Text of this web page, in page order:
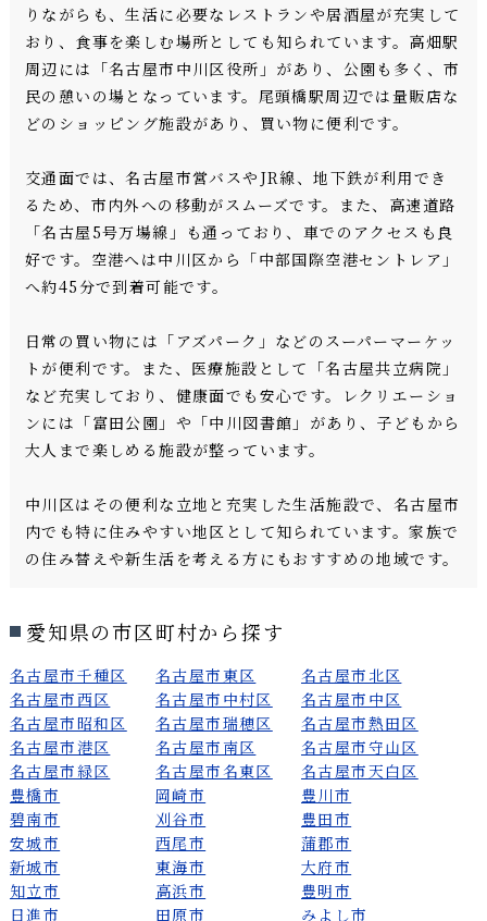
りながらも、生活に必要なレストランや居酒屋が充実して
おり、食事を楽しむ場所としても知られています。高畑駅
周辺には「名古屋市中川区役所」があり、公園も多く、市
民の憩いの場となっています。尾頭橋駅周辺では量販店な
どのショッピング施設があり、買い物に便利です。
交通面では、名古屋市営バスやJR線、地下鉄が利用でき
るため、市内外への移動がスムーズです。また、高速道路
「名古屋5号万場線」も通っており、車でのアクセスも良
好です。空港へは中川区から「中部国際空港セントレア」
へ約45分で到着可能です。
日常の買い物には「アズパーク」などのスーパーマーケッ
トが便利です。また、医療施設として「名古屋共立病院」
など充実しており、健康面でも安心です。レクリエーショ
ンには「富田公園」や「中川図書館」があり、子どもから
大人まで楽しめる施設が整っています。
中川区はその便利な立地と充実した生活施設で、名古屋市
内でも特に住みやすい地区として知られています。家族で
の住み替えや新生活を考える方にもおすすめの地域です。
愛知県の市区町村から探す
名古屋市千種区 名古屋市東区
名古屋市北区
名古屋市西区
名古屋市中村区
名古屋市中区
名古屋市昭和区
名古屋市瑞穂区
名古屋市熱田区
名古屋市港区
名古屋市南区
名古屋市守山区
名古屋市緑区
名古屋市名東区
名古屋市天白区
豊橋市
岡崎市
豊川市
碧南市
刈谷市
豊田市
安城市
西尾市
蒲郡市
新城市
東海市
大府市
知立市
高浜市
豊明市
日進市
田原市 みよし市